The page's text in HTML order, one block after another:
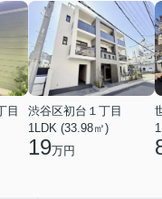
目
渋谷区初台１丁目
1LDK (33.98㎡)
19万円